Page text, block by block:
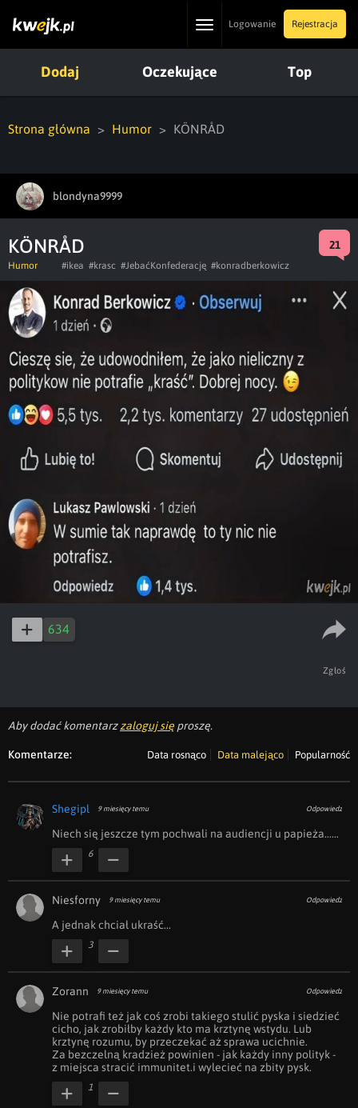
ToggleLogowanie Rejestracja
Dodaj Oczekujące Top
Strona główna Humor KÖNRÅD
blondyna9999
KÖNRÅD 21
Humor #ikea #krasc #JebaćKonfederację #konradberkowicz
634
Zgłoś
Aby dodać komentarzzaloguj się proszę.
Komentarze: Data rosnąco Data malejąco Popularność
Shegipl 9 miesięcy temu Odpowiedz
Niech się jeszcze tym pochwali na audiencji u papieża......
6
Niesforny 9 miesięcy temu Odpowiedz
A jednak chciał ukraść...
3
Zorann 9 miesięcy temu Odpowiedz
Nie potrafi też jak coś zrobi takiego stulić pyska i siedzieć
cicho, jak zrobiłby każdy kto ma krztynę wstydu. Lub
krztynę rozumu, by przeczekać aż sprawa ucichnie.
Za bezczelną kradzież powinien - jak każdy inny polityk -
z miejsca stracić immunitet.i wylecieć na zbity pysk.
1